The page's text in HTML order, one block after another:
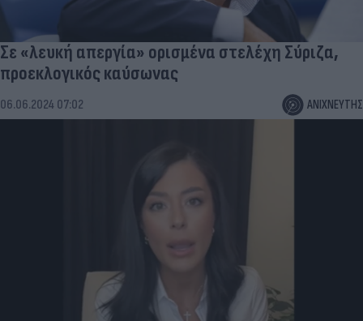
Σε «λευκή απεργία» ορισμένα στελέχη Σύριζα,
προεκλογικός καύσωνας
06.06.2024 07:02 ΑΝΙΧΝΕΥΤΗΣ